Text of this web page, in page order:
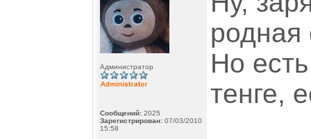
Администратор
Сообщений: 2025
Зарегистрирован: 07/03/2010
15:58
родная
Но
тенге,